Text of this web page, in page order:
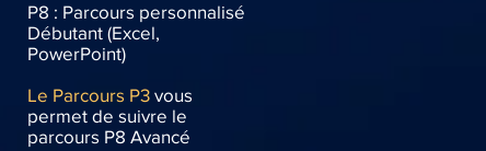
P8 : Parcours personnalisé
Débutant (Excel,
PowerPoint)
Le Parcours P3 vous
permet de suivre le
parcours P8 Avancé